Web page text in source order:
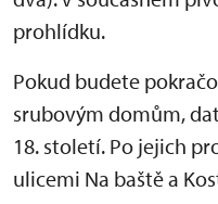
prohlídku.
Pokud budete
srubovým domům,
18. století. Po jejich
ulicemi Na baště a